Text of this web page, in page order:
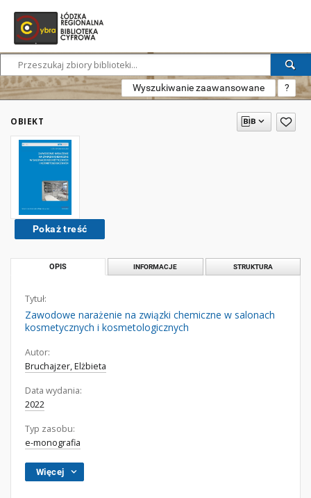
Wyszukiwanie zaawansowane ?
OBIEKT
Pokaż treść
OPIS INFORMACJE STRUKTURA
Tytuł:
Zawodowe narażenie na związki chemiczne w salonach
kosmetycznych i kosmetologicznych
Autor:
Bruchajzer, Elżbieta
Data wydania:
2022
Typ zasobu:
e-monografia
Więcej